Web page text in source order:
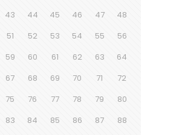
43 44 45 46 47
48
51 52 53 54 55
56
59 60 61 62 63
64
67 68 69 70 71
72
75 76 77 78 79
80
83 84 85 86 87 88